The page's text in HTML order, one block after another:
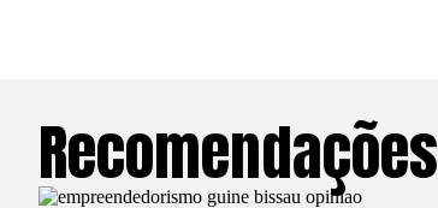
Recomendações